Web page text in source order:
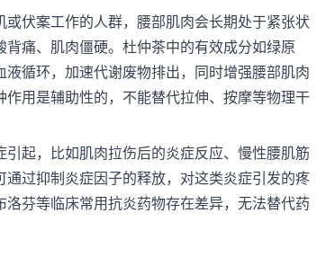
伏案工作的人群，腰部肌肉会长期处于紧张状
痛、肌肉僵硬。杜仲茶中的有效成分如绿原
循环，加速代谢废物排出，同时增强腰部肌肉
用是辅助性的，不能替代拉伸、按摩等物理干
起，比如肌肉拉伤后的炎症反应、慢性腰肌筋
过抑制炎症因子的释放，对这类炎症引发的疼
芬等临床常用抗炎药物存在差异，无法替代药